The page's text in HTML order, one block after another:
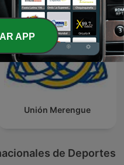
Unión Merengue
de Deportes
APP